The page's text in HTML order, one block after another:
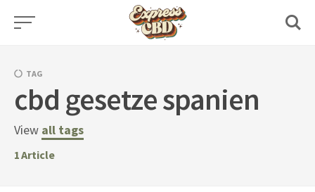
Skip
TAG
cbd gesetze spanien
View all tags
1Article